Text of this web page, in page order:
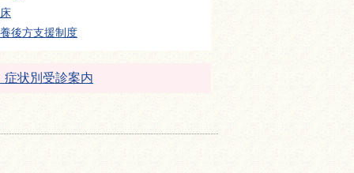
後方支援制度
症状別受診案内